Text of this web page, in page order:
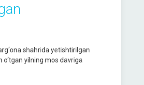
shahrida yetishtirilgan
o‘tgan yilning mos davriga